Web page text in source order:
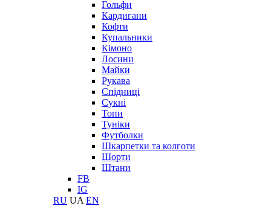
Гольфи
Кардигани
Кофти
Купальники
Кімоно
Лосини
Майки
Рукава
Спідниці
Сукні
Топи
Туніки
Футболки
Шкарпетки та колготи
Шорти
Штани
FB
IG
RU UA EN